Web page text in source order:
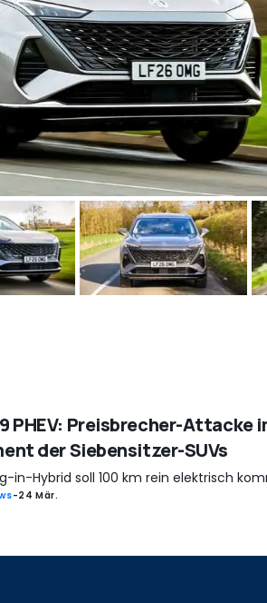
PHEV: Preisbrecher-Attacke
der Siebensitzer-SUVs
in-Hybrid soll 100 km rein elektrisch
-24 Mär.